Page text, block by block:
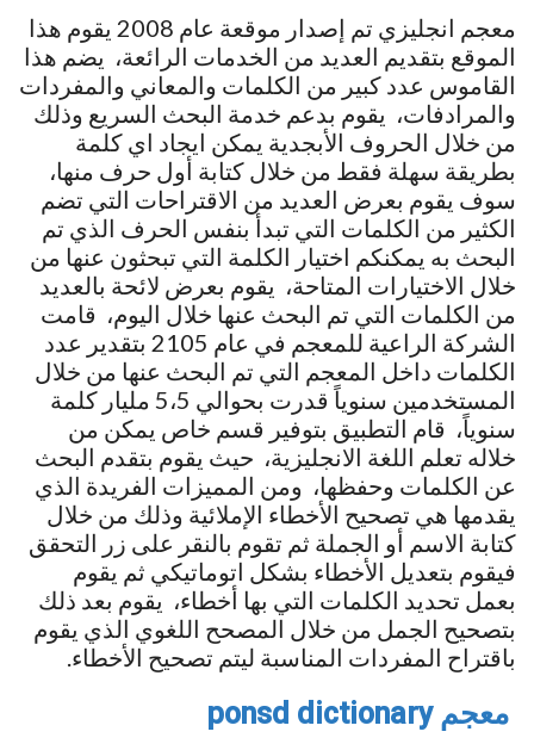
معجم انجليزي تم إصدار موقعة عام 2008 يقوم هذا
الموقع بتقديم العديد من الخدمات الرائعة، يضم هذا
القاموس عدد كبير من الكلمات والمعاني والمفردات
والمرادفات، يقوم بدعم خدمة البحث السريع وذلك
من خلال الحروف الأبجدية يمكن ايجاد اي كلمة
بطريقة سهلة فقط من خلال كتابة أول حرف منها،
سوف يقوم بعرض العديد من الاقتراحات التي تضم
الكثير من الكلمات التي تبدأ بنفس الحرف الذي تم
البحث به يمكنكم اختيار الكلمة التي تبحثون عنها من
خلال الاختيارات المتاحة، يقوم بعرض لائحة بالعديد
من الكلمات التي تم البحث عنها خلال اليوم، قامت
الشركة الراعية للمعجم في عام 2105 بتقدير عدد
الكلمات داخل المعجم التي تم البحث عنها من خلال
المستخدمين سنوياً قدرت بحوالي 5،5 مليار كلمة
سنوياً، قام التطبيق بتوفير قسم خاص يمكن من
خلاله تعلم اللغة الانجليزية، حيث يقوم بتقدم البحث
عن الكلمات وحفظها، ومن المميزات الفريدة الذي
يقدمها هي تصحيح الأخطاء الإملائية وذلك من خلال
كتابة الاسم أو الجملة ثم تقوم بالنقر على زر التحقق
فيقوم بتعديل الأخطاء بشكل اتوماتيكي ثم يقوم
بعمل تحديد الكلمات التي بها أخطاء، يقوم بعد ذلك
بتصحيح الجمل من خلال المصحح اللغوي الذي يقوم
باقتراح المفردات المناسبة ليتم تصحيح الأخطاء.
معجم ponsd dictionary